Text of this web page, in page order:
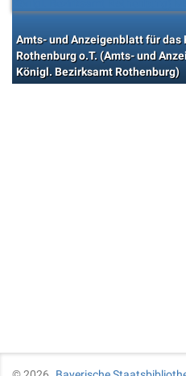
Amts- und Anzeigenblatt für
Rothenburg o.T. (Amts- und
Königl. Bezirksamt Rothenburg)